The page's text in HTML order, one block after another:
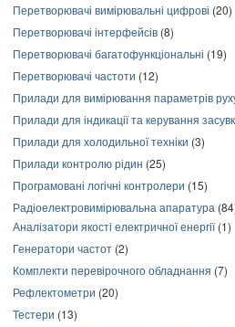
Перетворювачі вимірювальні цифрові (20)
Перетворювачі інтерфейсів (8)
Перетворювачі багатофункціональні (19)
Перетворювачі частоти (12)
Прилади для вимірювання параметрів
Прилади для індикації та керування
Прилади для холодильної техніки (3)
Прилади контролю рідин (25)
Програмовані логічні контролери (15)
Радіоелектровимірювальна апаратура
Аналізатори якості електричної енергії(1)
Генератори частот (2)
Комплекти перевірочного обладнання (7)
Рефлектометри (20)
Тестери (13)